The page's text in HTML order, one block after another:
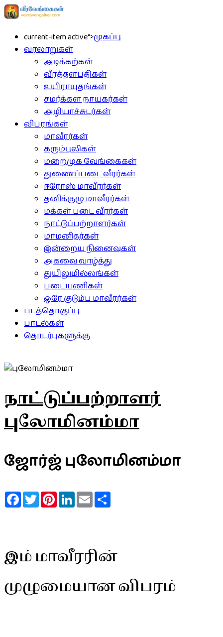
current-item active">முகப்பு
வரலாறுகள்
அடிக்கற்கள்
வீரத்தளபதிகள்
உயிராயுதங்கள்
சமர்க்கள நாயகர்கள்
அழியாச்சுடர்கள்
விபரங்கள்
மாவீரர்கள்
கரும்புலிகள்
மறைமுக வேங்கைகள்
துணைப்படை வீரர்கள்
ஈரோஸ் மாவீரர்கள்
தனிக்குழு மாவீரர்கள்
மக்கள் படை வீரர்கள்
நாட்டுப்பற்றாளர்கள்
மாமனிதர்கள்
இன்றைய நினைவுகள்
அகவை வாழ்த்து
துயிலுமில்லங்கள்
படையணிகள்
ஒரே குடும்ப மாவீரர்கள்
படத்தொகுப்பு
பாடல்கள்
தொடர்புகளுக்கு
நாட்டுப்பற்றாளர்
புலோமினம்மா
ஜோர்ஜ் புலோமினம்மா
FacebookTwitterPinterestLinkedInEmail
இம் மாவீரரின்
முழுமையான விபரம்